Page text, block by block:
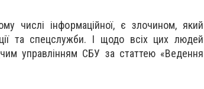
числі інформаційної, є злочином, який
та спецслужби. І щодо всіх цих людей
управлінням СБУ за статтею «Ведення